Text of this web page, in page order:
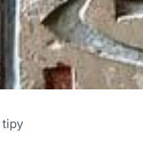
tipy